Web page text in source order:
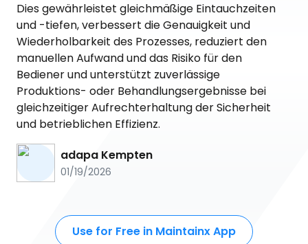
Dies gewährleistet gleichmäßige Eintauchzeiten
und -tiefen, verbessert die Genauigkeit und
Wiederholbarkeit des Prozesses, reduziert den
manuellen Aufwand und das Risiko für den
Bediener und unterstützt zuverlässige
Produktions- oder Behandlungsergebnisse bei
gleichzeitiger Aufrechterhaltung der Sicherheit
und betrieblichen Effizienz.
adapa Kempten
01/19/2026
Use for Free in Maintainx App